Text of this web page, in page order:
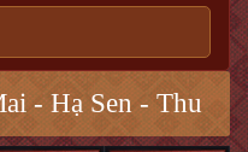
- Hạ Sen - Thu